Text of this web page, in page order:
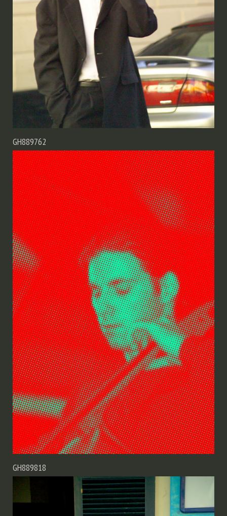
GH889762
GH889818